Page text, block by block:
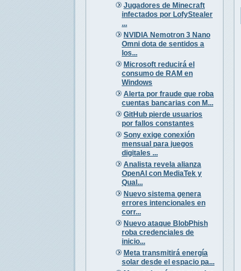
Jugadores de Minecraft
infectados por LofyStealer
...
NVIDIA Nemotron 3 Nano
Omni dota de sentidos a
los...
Microsoft reducirá el
consumo de RAM en
Windows
Alerta por fraude que roba
cuentas bancarias con M...
GitHub pierde usuarios
por fallos constantes
Sony exige conexión
mensual para juegos
digitales ...
Analista revela alianza
OpenAI con MediaTek y
Qual...
Nuevo sistema genera
errores intencionales en
corr...
Nuevo ataque BlobPhish
roba credenciales de
inicio...
Meta transmitirá energía
solar desde el espacio pa...